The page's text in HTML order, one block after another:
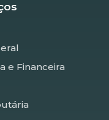
e Financeira